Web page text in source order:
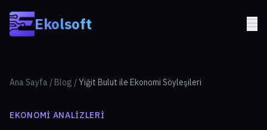
Ekolsoft
Ana Sayfa / Blog /Yiğit Bulut ile Ekonomi Söyleşileri
EKONOMI ANALIZLERI